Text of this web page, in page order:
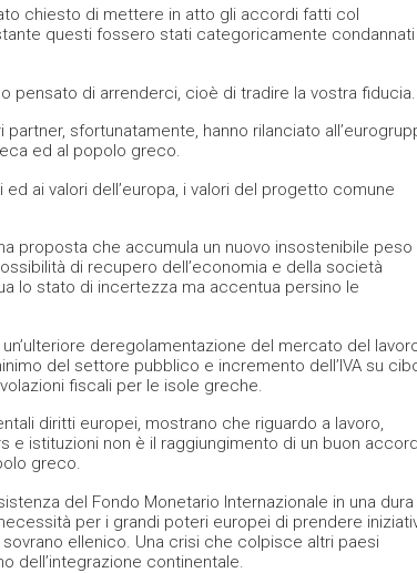
chiesto di mettere in atto gli accordi fatti col
questi fossero stati categoricamente condannati
pensato di arrenderci, cioè di tradire la vostra fiducia.
sfortunatamente, hanno rilanciato
ed al popolo greco.
ai valori dell’europa, i valori del progetto comune
proposta che accumula un nuovo insostenibile peso
di recupero dell’economia e della società
lo stato di incertezza ma accentua persino le
deregolamentazione del mercato del
del settore pubblico e incremento dell’IVA su
fiscali per le isole greche.
diritti europei, mostrano che riguardo a lavoro,
e istituzioni non è il raggiungimento di un buon
greco.
del Fondo Monetario Internazionale in una dura
per i grandi poteri europei di prendere
ellenico. Una crisi che colpisce altri paesi
dell’integrazione continentale.